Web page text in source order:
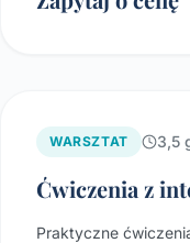
WARSZTAT 3,5
Ćwiczenia z
Praktyczne